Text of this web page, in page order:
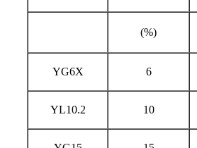
(%)
YG6X 6
YL10.2 10